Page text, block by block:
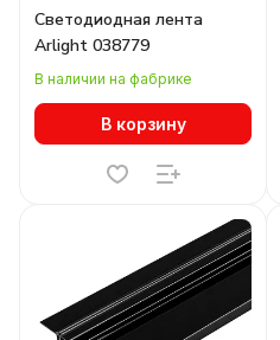
Светодиодная лента
Arlight 038779
В наличии на фабрике
В корзину